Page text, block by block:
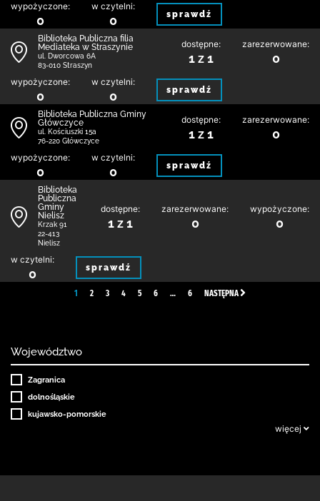
wypożyczone:
0
w czytelni:
0 sprawdź
Biblioteka Publiczna filia
Mediateka w Straszynie
ul. Dworcowa 6A
83-010 Straszyn
dostępne:
1 z 1
zarezerwowane:
0
wypożyczone:
0
w czytelni:
0 sprawdź
Biblioteka Publiczna Gminy
Główczyce
ul. Kościuszki 15a
76-220 Główczyce
dostępne:
1 z 1
zarezerwowane:
0
wypożyczone:
0
w czytelni:
0 sprawdź
Biblioteka
Publiczna
Gminy
Nielisz
Krzak 91
22-413
Nielisz
dostępne:
1 z 1
zarezerwowane:
0
wypożyczone:
0
w czytelni:
0 sprawdź
1 2 3 4 5 6 … 6 NASTĘPNA
Województwo
Zagranica
dolnośląskie
kujawsko-pomorskie
więcej